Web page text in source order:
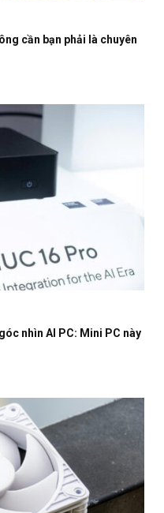
cần bạn phải là chuyên
nhìn AI PC: Mini PC này